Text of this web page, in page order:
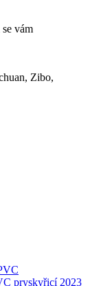
vám
Zibo,
pryskyřicí 2023